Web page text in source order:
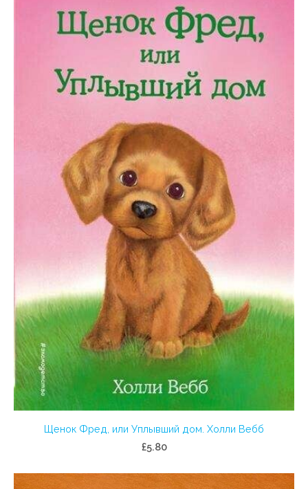
Щенок Фред, или Уплывший дом. Холли Вебб
£5.80